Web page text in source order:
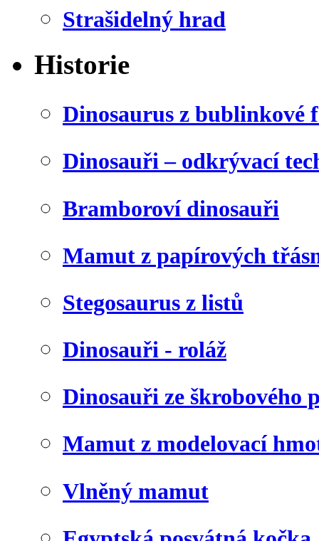
Strašidelný hrad
Historie
Dinosaurus z bublinkové
Dinosauři – odkrývací
Bramboroví dinosauři
Mamut z papírových
Stegosaurus z listů
Dinosauři - roláž
Dinosauři ze škrobového
Mamut z modelovací
Vlněný mamut